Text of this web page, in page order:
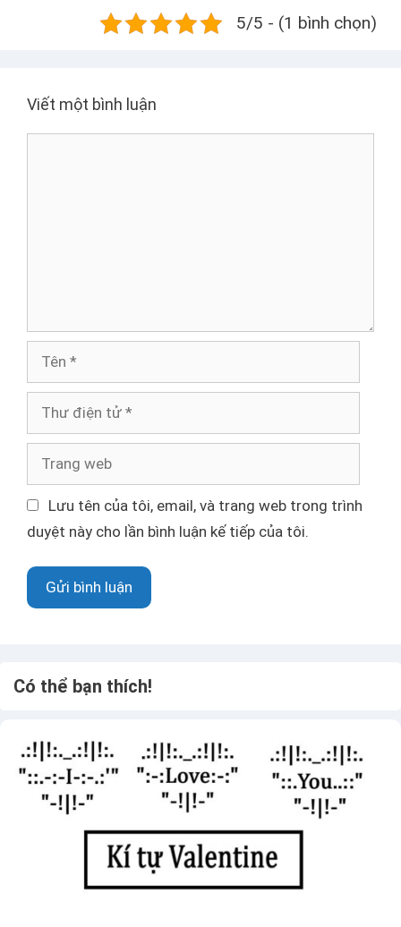
5/5 - (1 bình chọn)
Viết một bình luận
i
ệ
t
ử
a
n
w
e
Lưu tên của tôi, email, và trang web trong trình
duyệt này cho lần bình luận kế tiếp của tôi.
Có thể bạn thích!